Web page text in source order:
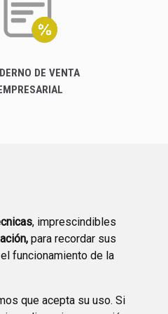
, imprescindibles
para recordar sus
funcionamiento de la
que acepta su uso. Si
DE VENTA
ACCIÓN LOCAL
2030